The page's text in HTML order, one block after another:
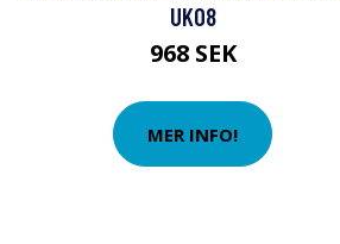
UK08
968 SEK
MER INFO!